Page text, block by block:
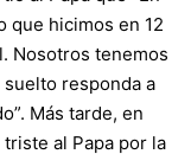
que hicimos en 12
Nosotros tenemos
responda a
Más tarde, en
al Papa por la